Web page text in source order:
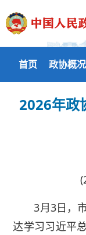
首页 政协概况
2026年政
3月3日，
达学习习近平